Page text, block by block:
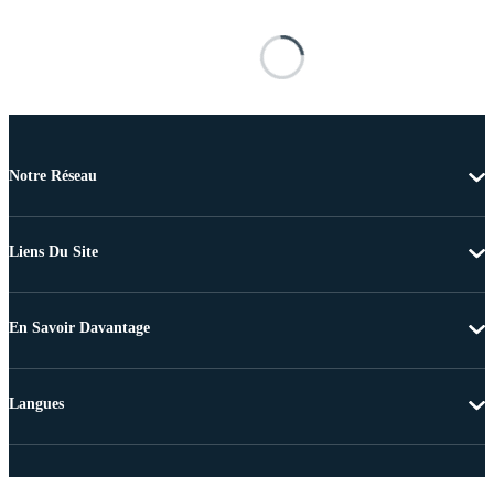
Notre Réseau
Liens Du Site
En Savoir Davantage
Langues